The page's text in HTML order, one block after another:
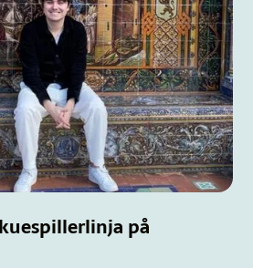
på